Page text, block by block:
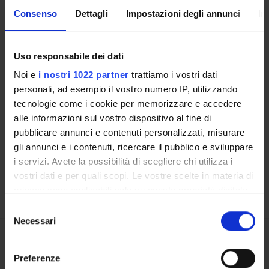
Consenso Dettagli Impostazioni degli annunci
Uso responsabile dei dati
Noi e i nostri 1022 partner trattiamo i vostri dati
personali, ad esempio il vostro numero IP, utilizzando
tecnologie come i cookie per memorizzare e accedere
alle informazioni sul vostro dispositivo al fine di
pubblicare annunci e contenuti personalizzati, misurare
gli annunci e i contenuti, ricercare il pubblico e sviluppare
i servizi. Avete la possibilità di scegliere chi utilizza i
vostri dati e per quali scopi. Le vostre scelte in materia di
modificare o revocare il proprio consenso in qualsiasi
momento dalla Dichiarazione sui cookie o facendo clic
delNecessari
Preferenze
Contacts
People
Places
Calendar